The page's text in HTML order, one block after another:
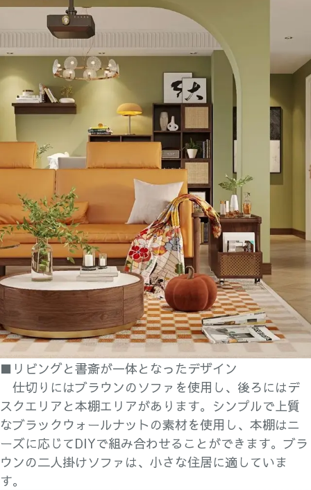
■リビングと書斎が一体となったデザイン
仕切りにはブラウンのソファを使用し、後ろにはデ
スクエリアと本棚エリアがあります。シンプルで上質
なブラックウォールナットの素材を使用し、本棚はニ
ーズに応じてDIYで組み合わせることができます。ブラ
ウンの二人掛けソファは、小さな住居に適していま
す。